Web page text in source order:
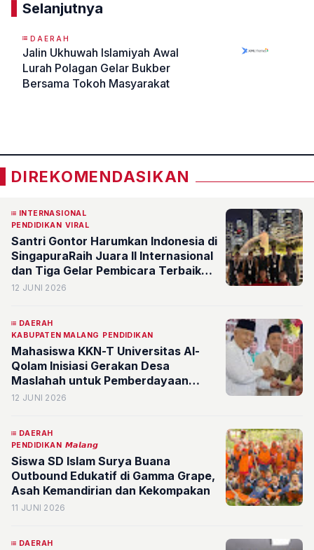
Selanjutnya
DAERAH
Jalin Ukhuwah Islamiyah Awal
Lurah Polagan Gelar Bukber
Bersama Tokoh Masyarakat
DIREKOMENDASIKAN
INTERNASIONAL
PENDIDIKAN VIRAL
Santri Gontor Harumkan Indonesia di
SingapuraRaih Juara II Internasional
dan Tiga Gelar Pembicara Terbaik
dalam Ajang Debat Bahasa Arab
12 JUNI 2026
DAERAH
KABUPATEN MALANG PENDIDIKAN
Mahasiswa KKN-T Universitas Al-
Qolam Inisiasi Gerakan Desa
Maslahah untuk Pemberdayaan
Masyarakat Malang
12 JUNI 2026
DAERAH
PENDIDIKAN 𝙈𝙖𝙡𝙖𝙣𝙜
Siswa SD Islam Surya Buana
Outbound Edukatif di Gamma Grape,
Asah Kemandirian dan Kekompakan
11 JUNI 2026
DAERAH